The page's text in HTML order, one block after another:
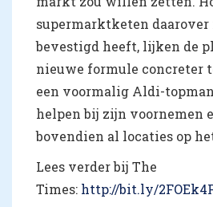
supermarktketen daarover
bevestigd heeft, lijken de
nieuwe formule concreter
een voormalig Aldi-
helpen bij zijn voornemen
bovendien al locaties op
Lees verder bij The
Times: http://bit.ly/